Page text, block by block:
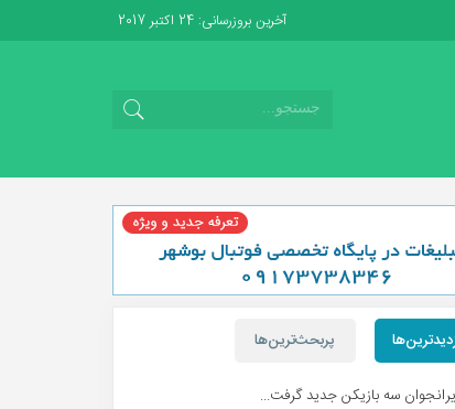
آخرین بروزرسانی: 24 اکتبر 2017
پربحث‌ترین‌ها
سه بازیکن جدید گرفت...